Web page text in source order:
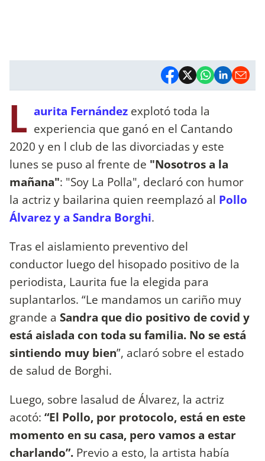
L aurita Fernández explotó toda la
experiencia que ganó en el Cantando
2020 y en l club de las divorciadas y este
lunes se puso al frente de "Nosotros a la
mañana": "Soy La Polla", declaró con humor
la actriz y bailarina quien reemplazó al Pollo
Álvarez y a Sandra Borghi.
Tras el aislamiento preventivo del
conductor luego del hisopado positivo de la
periodista, Laurita fue la elegida para
suplantarlos. “Le mandamos un cariño muy
grande a Sandra que dio positivo de covid y
está aislada con toda su familia. No se está
sintiendo muy bien”, aclaró sobre el estado
de salud de Borghi.
Luego, sobre lasalud de Álvarez, la actriz
acotó: “El Pollo, por protocolo, está en este
momento en su casa, pero vamos a estar
charlando”. Previo a esto, la artista había